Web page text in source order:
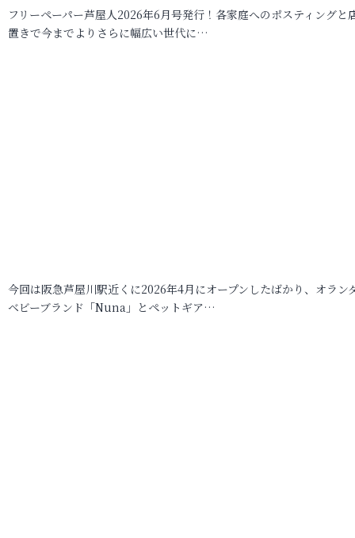
フリーペーパー芦屋人2026年6月号発行！各家庭へのポスティングと
置きで今までよりさらに幅広い世代に…
今回は阪急芦屋川駅近くに2026年4月にオープンしたばかり、オラン
ベビーブランド「Nuna」とペットギア…